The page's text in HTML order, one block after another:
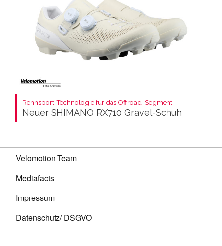
Rennsport-Technologie für das Offroad-Segment:
Neuer SHIMANO RX710 Gravel-Schuh
Velomotion Team
Mediafacts
Impressum
Datenschutz/ DSGVO